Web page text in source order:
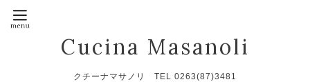
Cucina Masanoli
クチーナマサノリ TEL 0263(87)3481